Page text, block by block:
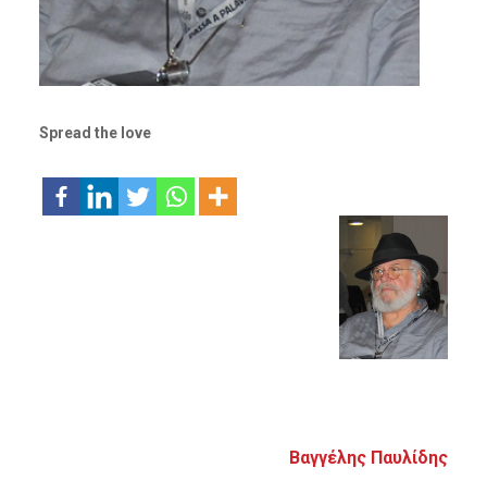
Spread the love
Βαγγέλης Παυλίδης